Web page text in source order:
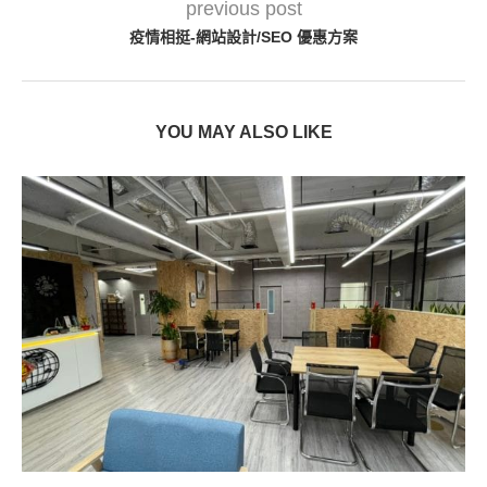
previous post
疫情相挺-網站設計/SEO 優惠方案
YOU MAY ALSO LIKE